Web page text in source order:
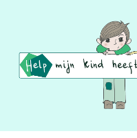
naar
navigatie
de
inhoud
ADD